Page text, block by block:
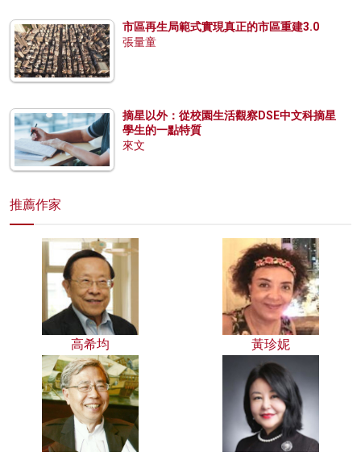
市區再生局範式實現真正的市區重建3.0
張量童
摘星以外：從校園生活觀察DSE中文科摘星
學生的一點特質
來文
推薦作家
高希均 黃珍妮